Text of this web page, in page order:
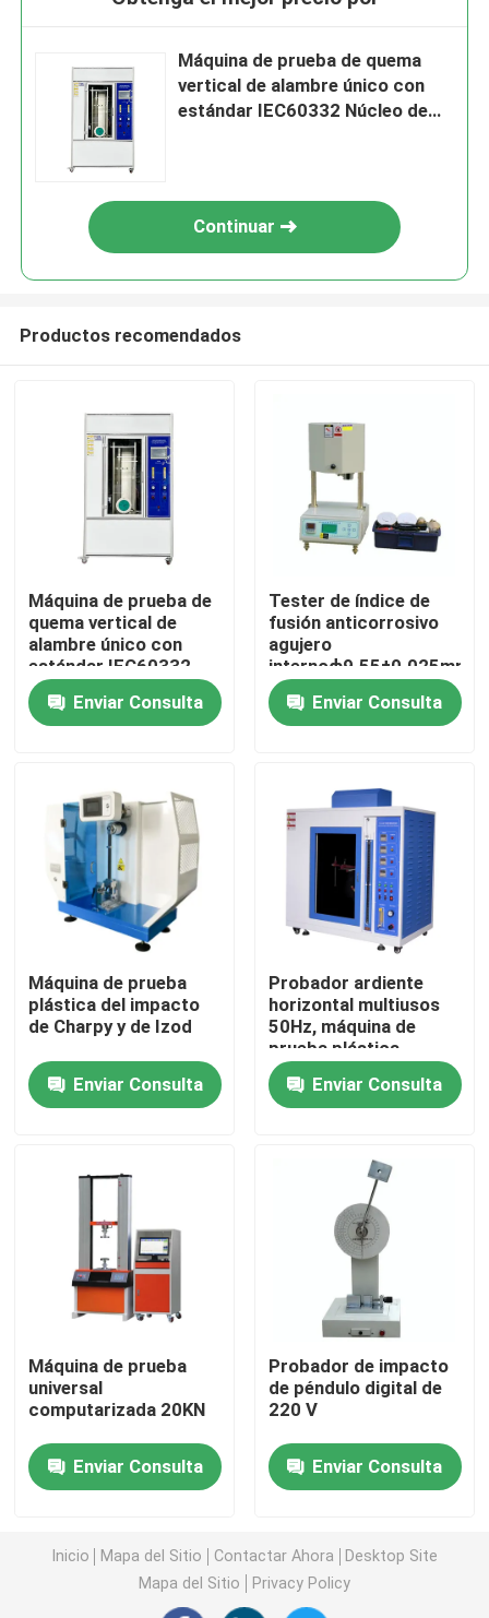
productos
Espectáculo de realidad virtual
Sobre nosotros
Control de calidad
Contáctenos
Noticias
Máquina de prueba universal
máquina de prueba ambiental
Máquina de equilibrio dinámico
Máquina de prueba de goma
Equipo de prueba automotriz
Máquina de prueba de quema
vertical de alambre único con
estándar IEC60332 Núcleo de
Continuar
Productos recomendados
Máquina de prueba de
quema vertical de
alambre único con
estándar IEC60332
Núcleo de llama azul
Alturas 46 ~ 78 mm
Enviar Consulta
Tester de índice de
fusión anticorrosivo
agujero
internoф9.55±0.025mm
Rango de temperatura
80°C ∼400°C
Enviar Consulta
Máquina de prueba
plástica del impacto
de Charpy y de Izod
Enviar Consulta
Probador ardiente
horizontal multiusos
50Hz, máquina de
prueba plástica
anticorrosiva
Enviar Consulta
Máquina de prueba
universal
computarizada 20KN
Enviar Consulta
Probador de impacto
de péndulo digital de
220 V
Enviar Consulta
Inicio Mapa del Sitio Contactar Ahora
Desktop Site
Mapa del Sitio
Privacy Policy